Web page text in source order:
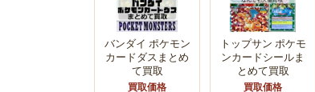
バンダイ ポケモン
カードダスまとめ
て買取
買取価格
トップサン ポケモ
ンカードシールま
とめて買取
買取価格